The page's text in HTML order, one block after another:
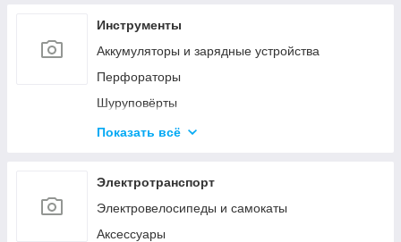
Очистители высокого давления
Триммеры и электрокосы
Акссесуары
Инструменты
Аккумуляторы и зарядные устройства
Перфораторы
Шуруповёрты
Шлифовальные машины
Наборы инструментов
Сетевые инструменты
Контрольно - измерительные приборы
Показать всё
Электротранспорт
Электровелосипеды и самокаты
Аксессуары